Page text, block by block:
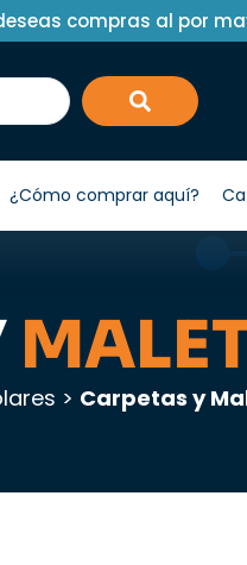
compras al por
¿Cómo comprar aquí?
> Carpetas y